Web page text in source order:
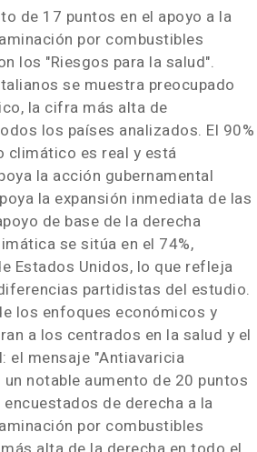
de 17 puntos en el apoyo a la
por combustibles
los "Riesgos para la salud".
se muestra preocupado
la cifra más alta de
los países analizados. El 90%
climático es real y está
la acción gubernamental
la expansión inmediata de las
de base de la derecha
se sitúa en el 74%,
Estados Unidos, lo que refleja
partidistas del estudio.
los enfoques económicos y
a los centrados en la salud y el
el mensaje "Antiavaricia
notable aumento de 20 puntos
de derecha a la
por combustibles